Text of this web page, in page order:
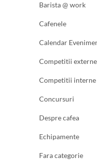
Barista @ work
Cafenele
Calendar
Competitii externe
Competitii interne
Concursuri
Despre cafea
Echipamente
Fara categorie